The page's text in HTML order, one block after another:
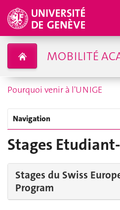
MOBILITÉ
Pourquoi venir à l'UNIGE
Navigation
Stages
Stages du Swiss
Program